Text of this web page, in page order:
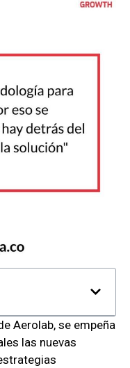
Aerolab, se empeña
las nuevas